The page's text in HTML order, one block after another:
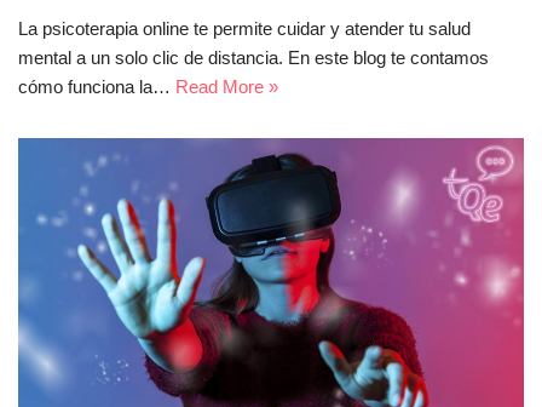
La psicoterapia online te permite cuidar y atender tu salud
mental a un solo clic de distancia. En este blog te contamos
cómo funciona la… Read More »